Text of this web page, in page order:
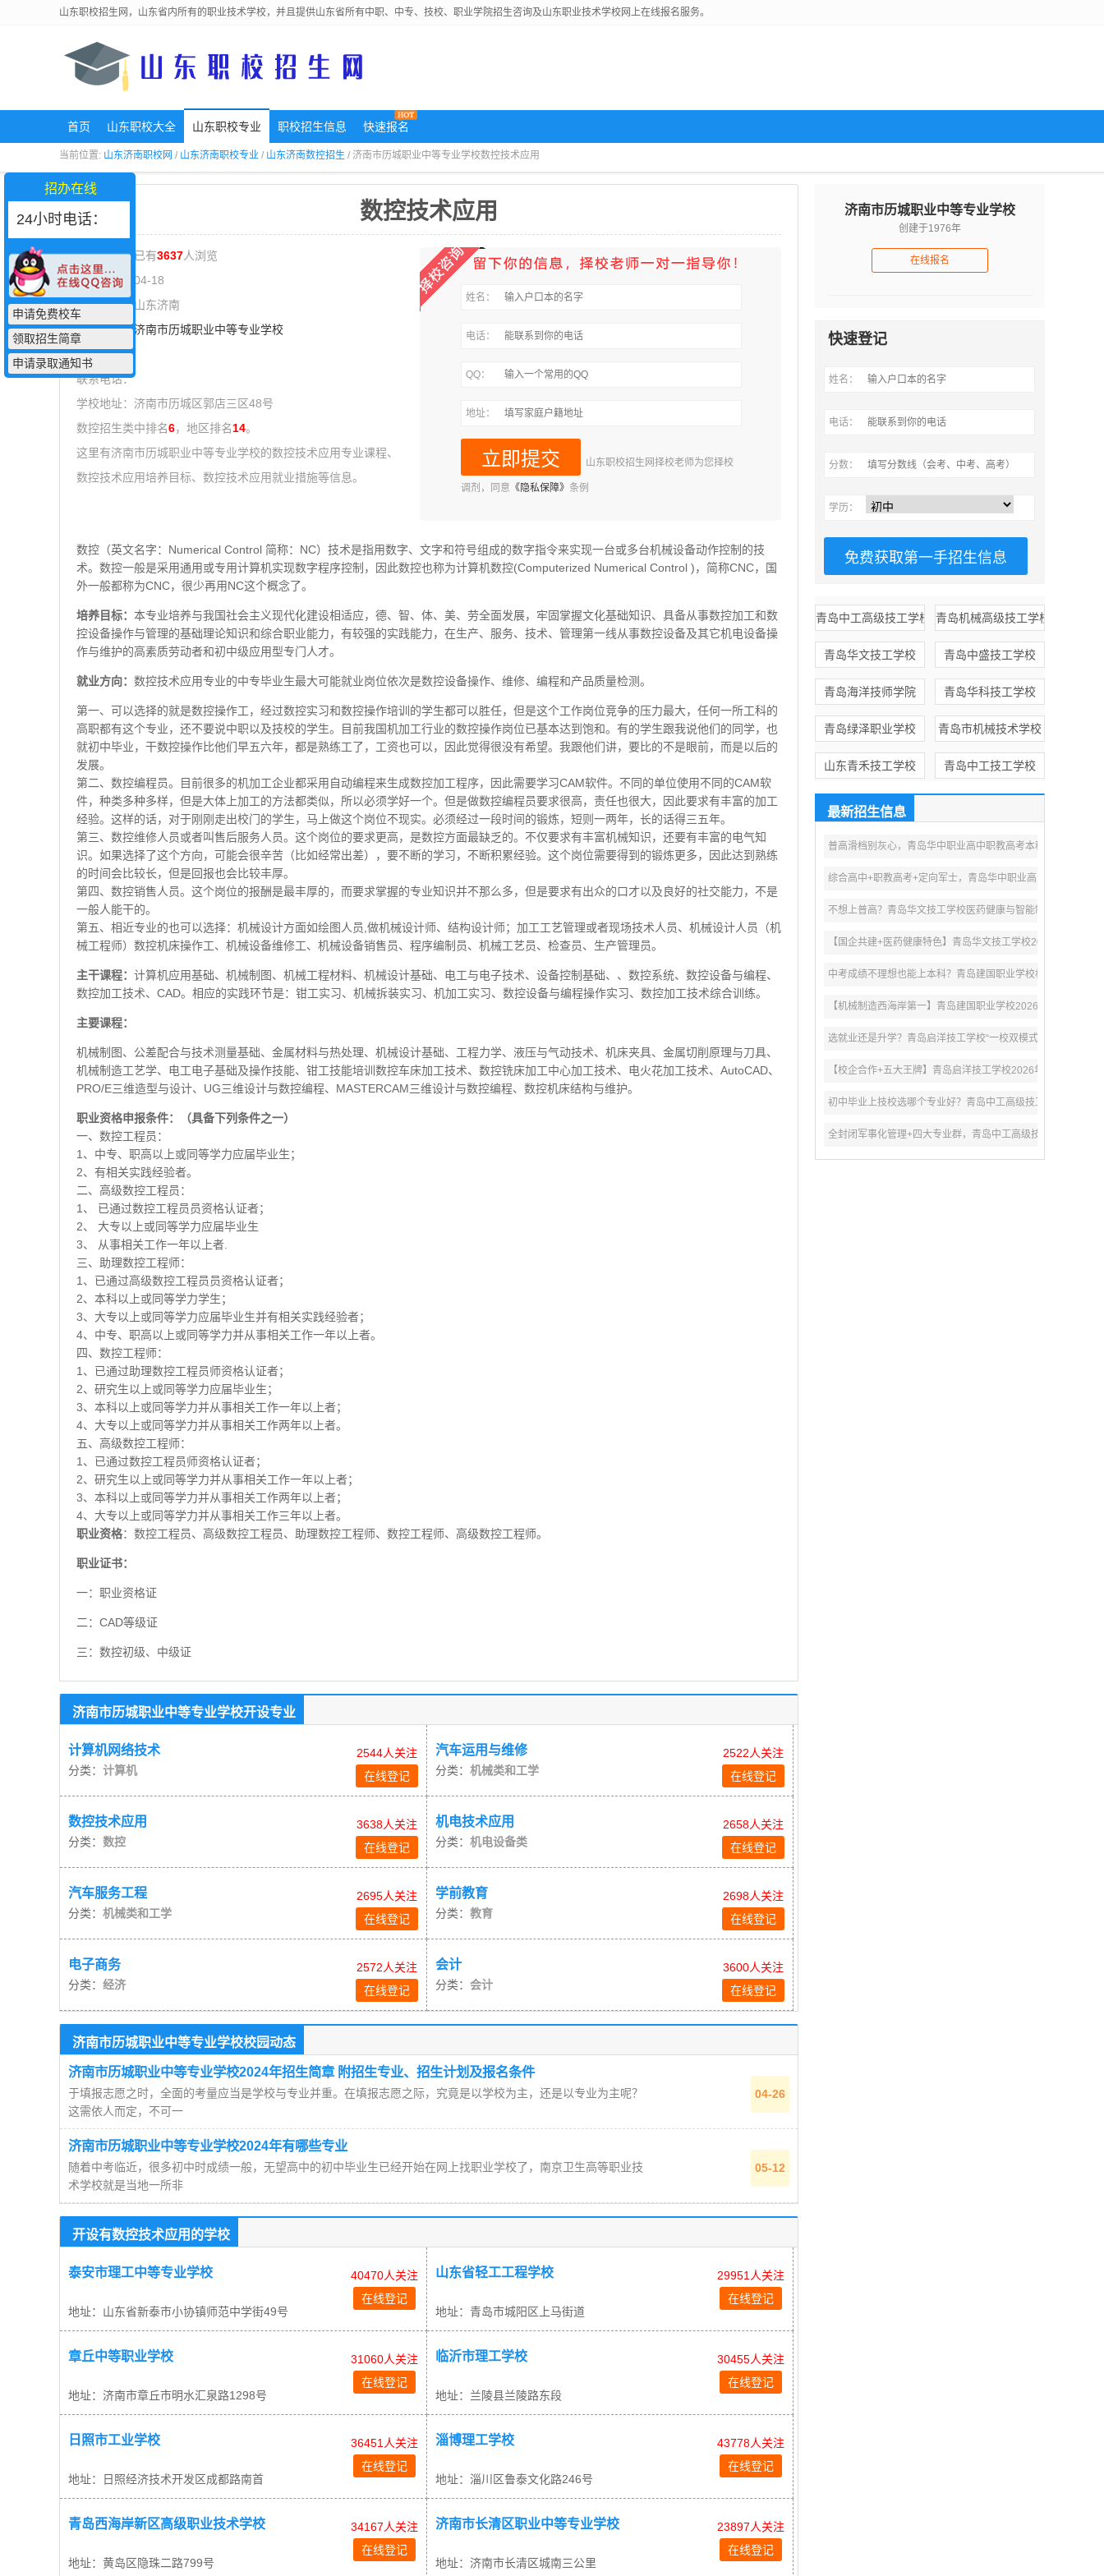
山东职校招生网，山东省内所有的职业技术学校，并且提供山东省所有中职、中专、技校、职业学院招生咨询及山东职业技术学校网上在线报名服务。
首页 山东职校大全 山东职校专业 职校招生信息 快速报名
当前位置: 山东济南职校网 / 山东济南职校专业 / 山东济南数控招生 / 济南市历城职业中等专业学校数控技术应用
数控技术应用
专业人气：已有3637人浏览
更新日期：04-18
所在地域：山东济南
学校名称：济南市历城职业中等专业学校
联 系 人：
联系电话：
学校地址：济南市历城区郭店三区48号
数控招生类中排名6，地区排名14。
这里有济南市历城职业中等专业学校的数控技术应用专业课程、
数控技术应用培养目标、数控技术应用就业措施等信息。
姓名：
电话：
QQ：
地址：
山东职校招生网择校老师为您择校
调剂，同意 《隐私保障》 条例
数控（英文名字：Numerical Control 简称：NC）技术是指用数字、文字和符号组成的数字指令来实现一台或多台机械设备动作控制的技
术。数控一般是采用通用或专用计算机实现数字程序控制，因此数控也称为计算机数控(Computerized Numerical Control )，简称CNC，国
外一般都称为CNC，很少再用NC这个概念了。
培养目标： 本专业培养与我国社会主义现代化建设相适应，德、智、体、美、劳全面发展，牢固掌握文化基础知识、具备从事数控加工和数
控设备操作与管理的基础理论知识和综合职业能力，有较强的实践能力，在生产、服务、技术、管理第一线从事数控设备及其它机电设备操
作与维护的高素质劳动者和初中级应用型专门人才。
就业方向： 数控技术应用专业的中专毕业生最大可能就业岗位依次是数控设备操作、维修、编程和产品质量检测。
第一、可以选择的就是数控操作工，经过数控实习和数控操作培训的学生都可以胜任，但是这个工作岗位竞争的压力最大，任何一所工科的
高职都有这个专业，还不要说中职以及技校的学生。目前我国机加工行业的数控操作岗位已基本达到饱和。有的学生跟我说他们的同学，也
就初中毕业，干数控操作比他们早五六年，都是熟练工了，工资也可以，因此觉得很没有希望。我跟他们讲，要比的不是眼前，而是以后的
发展。
第二、数控编程员。目前很多的机加工企业都采用自动编程来生成数控加工程序，因此需要学习CAM软件。不同的单位使用不同的CAM软
件，种类多种多样，但是大体上加工的方法都类似，所以必须学好一个。但是做数控编程员要求很高，责任也很大，因此要求有丰富的加工
经验。这样的话，对于刚刚走出校门的学生，马上做这个岗位不现实。必须经过一段时间的锻炼，短则一两年，长的话得三五年。
第三、数控维修人员或者叫售后服务人员。这个岗位的要求更高，是数控方面最缺乏的。不仅要求有丰富机械知识，还要有丰富的电气知
识。如果选择了这个方向，可能会很辛苦（比如经常出差），要不断的学习，不断积累经验。这个岗位需要得到的锻炼更多，因此达到熟练
的时间会比较长，但是回报也会比较丰厚。
第四、数控销售人员。这个岗位的报酬是最丰厚的，而要求掌握的专业知识并不那么多，但是要求有出众的口才以及良好的社交能力，不是
一般人能干的。
第五、相近专业的也可以选择：机械设计方面如绘图人员,做机械设计师、结构设计师；加工工艺管理或者现场技术人员、机械设计人员（机
械工程师）数控机床操作工、机械设备维修工、机械设备销售员、程序编制员、机械工艺员、检查员、生产管理员。
主干课程： 计算机应用基础、机械制图、机械工程材料、机械设计基础、电工与电子技术、设备控制基础、、数控系统、数控设备与编程、
数控加工技术、CAD。相应的实践环节是：钳工实习、机械拆装实习、机加工实习、数控设备与编程操作实习、数控加工技术综合训练。
主要课程：
机械制图、公差配合与技术测量基础、金属材料与热处理、机械设计基础、工程力学、液压与气动技术、机床夹具、金属切削原理与刀具、
机械制造工艺学、电工电子基础及操作技能、钳工技能培训数控车床加工技术、数控铣床加工中心加工技术、电火花加工技术、AutoCAD、
PRO/E三维造型与设计、UG三维设计与数控编程、MASTERCAM三维设计与数控编程、数控机床结构与维护。
职业资格申报条件：（具备下列条件之一）
一、数控工程员：
1、中专、职高以上或同等学力应届毕业生；
2、有相关实践经验者。
二、高级数控工程员：
1、 已通过数控工程员员资格认证者；
2、 大专以上或同等学力应届毕业生
3、 从事相关工作一年以上者.
三、助理数控工程师：
1、已通过高级数控工程员员资格认证者；
2、本科以上或同等学力学生；
3、大专以上或同等学力应届毕业生并有相关实践经验者；
4、中专、职高以上或同等学力并从事相关工作一年以上者。
四、数控工程师：
1、已通过助理数控工程员师资格认证者；
2、研究生以上或同等学力应届毕业生；
3、本科以上或同等学力并从事相关工作一年以上者；
4、大专以上或同等学力并从事相关工作两年以上者。
五、高级数控工程师：
1、已通过数控工程员师资格认证者；
2、研究生以上或同等学力并从事相关工作一年以上者；
3、本科以上或同等学力并从事相关工作两年以上者；
4、大专以上或同等学力并从事相关工作三年以上者。
职业资格：数控工程员、高级数控工程员、助理数控工程师、数控工程师、高级数控工程师。
职业证书：
一：职业资格证
二：CAD等级证
三：数控初级、中级证
济南市历城职业中等专业学校开设专业
计算机网络技术
分类： 计算机
2544人关注
在线登记
汽车运用与维修
分类： 机械类和工学
2522人关注
在线登记
数控技术应用
分类： 数控
3638人关注
在线登记
机电技术应用
分类： 机电设备类
2658人关注
在线登记
汽车服务工程
分类： 机械类和工学
2695人关注
在线登记
学前教育
分类： 教育
2698人关注
在线登记
电子商务
分类： 经济
2572人关注
在线登记
会计
分类： 会计
3600人关注
在线登记
济南市历城职业中等专业学校校园动态
济南市历城职业中等专业学校2024年招生简章 附招生专业、招生计划及报名条件
于填报志愿之时，全面的考量应当是学校与专业并重。在填报志愿之际，究竟是以学校为主，还是以专业为主呢？
这需依人而定，不可一
04-26
济南市历城职业中等专业学校2024年有哪些专业
随着中考临近，很多初中时成绩一般，无望高中的初中毕业生已经开始在网上找职业学校了，南京卫生高等职业技
术学校就是当地一所非
05-12
开设有数控技术应用的学校
泰安市理工中等专业学校
地址：山东省新泰市小协镇师范中学街49号
40470人关注
在线登记
山东省轻工工程学校
地址：青岛市城阳区上马街道
29951人关注
在线登记
章丘中等职业学校
地址：济南市章丘市明水汇泉路1298号
31060人关注
在线登记
临沂市理工学校
地址：兰陵县兰陵路东段
30455人关注
在线登记
日照市工业学校
地址：日照经济技术开发区成都路南首
36451人关注
在线登记
淄博理工学校
地址：淄川区鲁泰文化路246号
43778人关注
在线登记
青岛西海岸新区高级职业技术学校
地址：黄岛区隐珠二路799号
34167人关注
在线登记
济南市长清区职业中等专业学校
地址：济南市长清区城南三公里
23897人关注
在线登记
济南市历城职业中等专业学校
创建于1976年
在线报名
快速登记
姓名：
电话：
分数：
学历：
青岛中工高级技工学校 青岛机械高级技工学校
青岛华文技工学校 青岛中盛技工学校
青岛海洋技师学院 青岛华科技工学校
青岛绿泽职业学校 青岛市机械技术学校
山东青禾技工学校 青岛中工技工学校
最新招生信息
普高滑档别灰心，青岛华中职业高中职教高考本科定向班助你
综合高中+职教高考+定向军士，青岛华中职业高中2026年五大
不想上普高？青岛华文技工学校医药健康与智能制造专业群，
【国企共建+医药健康特色】青岛华文技工学校2026年招生：
中考成绩不理想也能上本科？青岛建国职业学校机械、机电、
【机械制造西海岸第一】青岛建国职业学校2026年招生：职教
选就业还是升学？青岛启洋技工学校“一校双模式”让初三毕业
【校企合作+五大王牌】青岛启洋技工学校2026年招生：机电
初中毕业上技校选哪个专业好？青岛中工高级技工学校工业机
全封闭军事化管理+四大专业群，青岛中工高级技工学校2026
招办在线
24小时电话：
申请免费校车
领取招生简章
申请录取通知书